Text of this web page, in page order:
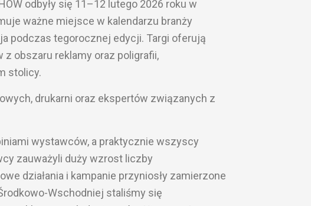
odbyły się 11–12 lutego 2026 roku w
ważne miejsce w kalendarzu branży
podczas tegorocznej edycji. Targi oferują
obszaru reklamy oraz poligrafii,
stolicy.
drukarni oraz ekspertów związanych z
wystawców, a praktycznie wszyscy
zauważyli duży wzrost liczby
działania i kampanie przyniosły zamierzone
Wschodniej staliśmy się